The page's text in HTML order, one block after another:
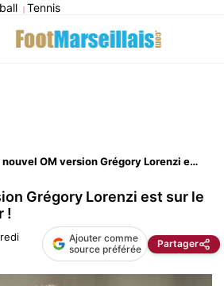
| Tennis
Un nouvel OM version Grégory Lorenzi est sur le point de voir le jour !
Grégory Lorenzi est sur le
!
Ajouter comme
source préférée
Partager